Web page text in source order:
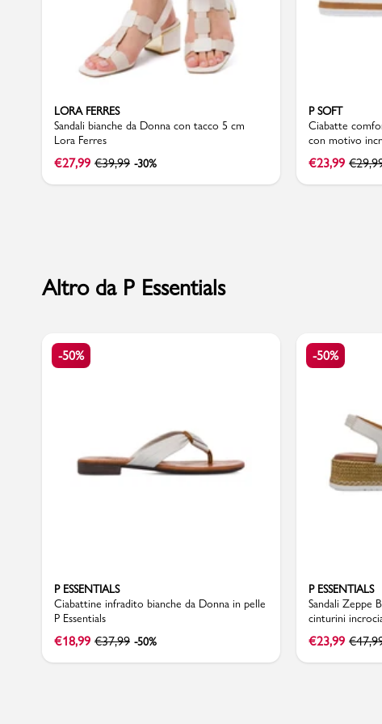
negozi
contatti
LORA FERRES
Sandali bianche da Donna con tacco 5 cm
Lora Ferres
€27,99 €39,99 -30%
P SOFT
Ciabatte
con motivo
€23,99 €
Altro da P Essentials
-50%
P ESSENTIALS
Ciabattine infradito bianche da Donna in pelle
P Essentials
€18,99 €37,99 -50%
-50%
P ESSENTIALS
Sandali Zeppe
cinturini
€23,99 €